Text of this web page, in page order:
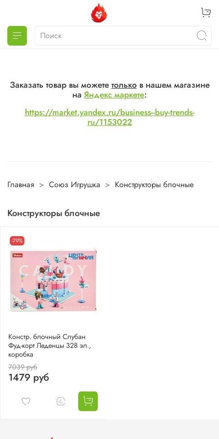
Заказать товар вы можете только в нашем магазине
на Яндекс маркете:
https://market.yandex.ru/business--buy-trends-
ru/1153022
Главная Союз Игрушка Конструкторы блочные
Конструкторы блочные
-79%
Констр. блочный Слубан
Фуд-корт Леденцы 328 эл.,
коробка
7039 руб
1479 руб